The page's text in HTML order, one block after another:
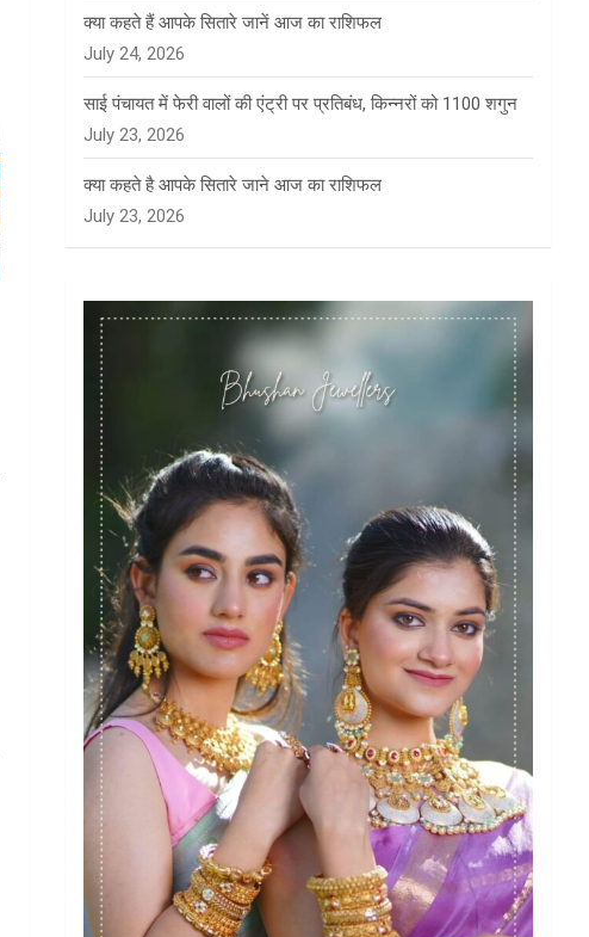
क्या कहते हैं आपके सितारे जानें आज का राशिफल
July 24, 2026
साई पंचायत में फेरी वालों की एंट्री पर प्रतिबंध, किन्नरों को 1100 शगुन
July 23, 2026
क्या कहते है आपके सितारे जाने आज का राशिफल
July 23, 2026